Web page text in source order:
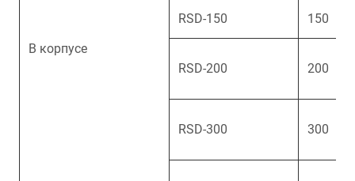
В корпусе
RSD-150 150
RSD-200 200
RSD-300 300